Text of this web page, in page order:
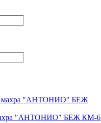
"АНТОНИО" БЕЖ КМ-6